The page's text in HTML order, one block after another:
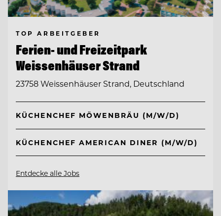
TOP ARBEITGEBER
Ferien- und Freizeitpark
Weissenhäuser Strand
23758 Weissenhäuser Strand, Deutschland
KÜCHENCHEF MÖWENBRÄU (M/W/D)
KÜCHENCHEF AMERICAN DINER (M/W/D)
Entdecke alle Jobs